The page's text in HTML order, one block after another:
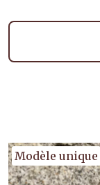
Modèle unique